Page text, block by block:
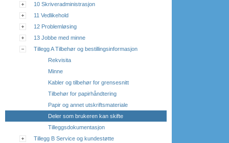
10 Skriveradministrasjon
11 Vedlikehold
12 Problemløsing
13 Jobbe med minne
Tillegg A Tilbehør og bestillingsinformasjon
Rekvisita
Minne
Kabler og tilbehør for grensesnitt
Tilbehør for papirhåndtering
Papir og annet utskriftsmateriale
Deler som brukeren kan skifte
Tilleggsdokumentasjon
Tillegg B Service og kundestøtte